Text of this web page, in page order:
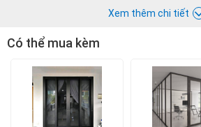
Xem thêm chi tiết
Chat với Á CHÂU:
Á CHÂU
0938786826
Email:cuacuonachau@gmail.com
Có thể mua kèm